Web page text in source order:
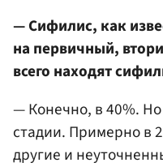
— Сифилис, как
на первичный,
всего находят
— Конечно, в 40%.
стадии. Примерно в
другие и